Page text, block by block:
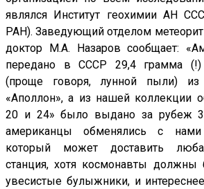
являлся Институт геохимии АН
РАН). Заведующий отделом
доктор М.А. Назаров сообщает:
передано в СССР 29,4 грамма (!)
(проще говоря, лунной пыли) из
«Аполлон», а из нашей коллекции
20 и 24» было выдано за рубеж
американцы обменялись с
который может доставить
станция, хотя космонавты
увесистые булыжники, и